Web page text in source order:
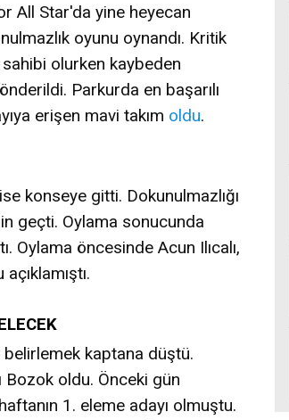
All Star'da yine heyecan
oyunu oynandı. Kritik
sahibi olurken kaybeden
Parkurda en başarılı
erişen mavi takım oldu.
konseye gitti. Dokunulmazlığı
geçti. Oylama sonucunda
Oylama öncesinde Acun Ilıcalı,
kaptana düştü.
oldu. Önceki gün
1. eleme adayı olmuştu.